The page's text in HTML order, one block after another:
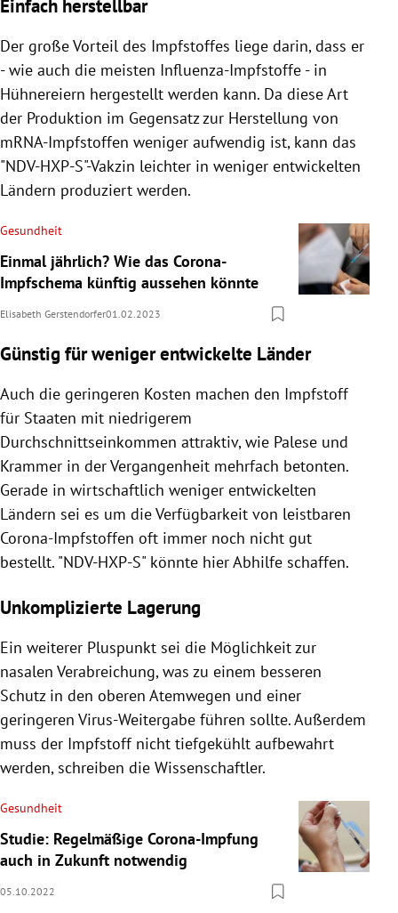
Einfach herstellbar
Der große Vorteil des Impfstoffes liege darin, dass er
- wie auch die meisten Influenza-Impfstoffe - in
Hühnereiern hergestellt werden kann. Da diese Art
der Produktion im Gegensatz zur Herstellung von
mRNA-Impfstoffen weniger aufwendig ist, kann das
"NDV-HXP-S"-Vakzin leichter in weniger entwickelten
Ländern produziert werden.
Gesundheit
Einmal jährlich? Wie das Corona-
Impfschema künftig aussehen könnte
Elisabeth Gerstendorfer01.02.2023
Günstig für weniger entwickelte Länder
Auch die geringeren Kosten machen den Impfstoff
für Staaten mit niedrigerem
Durchschnittseinkommen attraktiv, wie Palese und
Krammer in der Vergangenheit mehrfach betonten.
Gerade in wirtschaftlich weniger entwickelten
Ländern sei es um die Verfügbarkeit von leistbaren
Corona-Impfstoffen oft immer noch nicht gut
bestellt. "NDV-HXP-S" könnte hier Abhilfe schaffen.
Unkomplizierte Lagerung
Ein weiterer Pluspunkt sei die Möglichkeit zur
nasalen Verabreichung, was zu einem besseren
Schutz in den oberen Atemwegen und einer
geringeren Virus-Weitergabe führen sollte. Außerdem
muss der Impfstoff nicht tiefgekühlt aufbewahrt
werden, schreiben die Wissenschaftler.
Gesundheit
Studie: Regelmäßige Corona-Impfung
auch in Zukunft notwendig
05.10.2022